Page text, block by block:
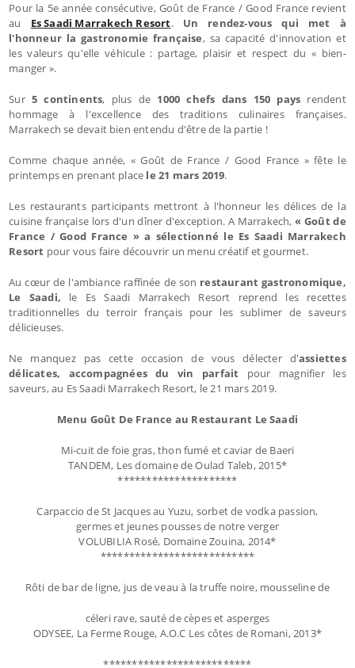
Pour la 5e année consécutive, Goût de France / Good France revient
au Es Saadi Marrakech Resort. Un rendez-vous qui met à
l'honneur la gastronomie française, sa capacité d'innovation et
les valeurs qu'elle véhicule : partage, plaisir et respect du « bien-
manger ».
Sur5 continents, plus de 1000 chefs dans 150 pays rendent
hommage à l'excellence des traditions culinaires françaises.
Marrakech se devait bien entendu d'être de la partie !
Comme chaque année, « Goût de France / Good France » fête le
printemps en prenant place le 21 mars 2019.
Les restaurants participants mettront à l'honneur les délices de la
cuisine française lors d'un dîner d'exception. A Marrakech,« Goût de
France / Good France » a sélectionné le Es Saadi Marrakech
Resort pour vous faire découvrir un menu créatif et gourmet.
Au cœur de l'ambiance raffinée de son restaurant gastronomique,
Le Saadi, le Es Saadi Marrakech Resort reprend les recettes
traditionnelles du terroir français pour les sublimer de saveurs
délicieuses.
Ne manquez pas cette occasion de vous délecter d'assiettes
délicates, accompagnées du vin parfait pour magnifier les
saveurs, au Es Saadi Marrakech Resort, le 21 mars 2019.
Menu Goût De France au Restaurant Le Saadi
Mi-cuit de foie gras, thon fumé et caviar de Baeri
TANDEM, Les domaine de Oulad Taleb, 2015*
*********************
Carpaccio de St Jacques au Yuzu, sorbet de vodka passion,
germes et jeunes pousses de notre verger
VOLUBILIA Rosé, Domaine Zouina, 2014*
***************************
Rôti de bar de ligne, jus de veau à la truffe noire, mousseline de
céleri rave, sauté de cèpes et asperges
ODYSEE, La Ferme Rouge, A.O.C Les côtes de Romani, 2013*
**************************